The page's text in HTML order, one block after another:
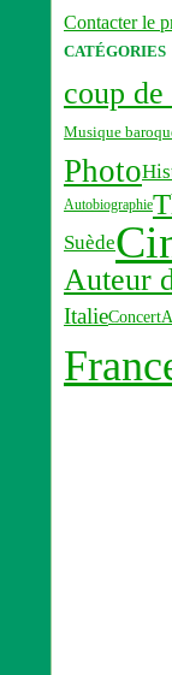
Contacter le
CATÉGORIES
coup
Musique
Photo
Autobiographie
Suède
Auteur
ItalieConcert